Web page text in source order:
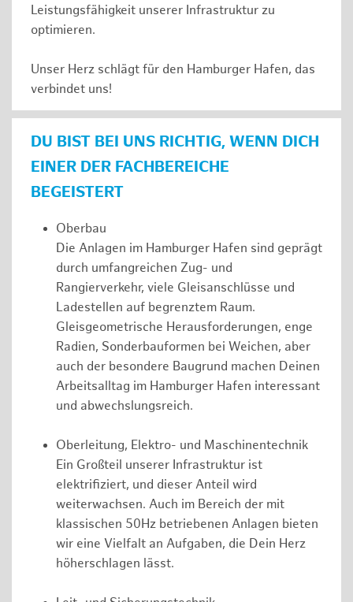
Leistungsfähigkeit unserer Infrastruktur zu
optimieren.
Unser Herz schlägt für den Hamburger Hafen, das
verbindet uns!
DU BIST BEI UNS RICHTIG, WENN DICH
EINER DER FACHBEREICHE
BEGEISTERT
Oberbau
Die Anlagen im Hamburger Hafen sind geprägt
durch umfangreichen Zug- und
Rangierverkehr, viele Gleisanschlüsse und
Ladestellen auf begrenztem Raum.
Gleisgeometrische Herausforderungen, enge
Radien, Sonderbauformen bei Weichen, aber
auch der besondere Baugrund machen Deinen
Arbeitsalltag im Hamburger Hafen interessant
und abwechslungsreich.
Oberleitung, Elektro- und Maschinentechnik
Ein Großteil unserer Infrastruktur ist
elektrifiziert, und dieser Anteil wird
weiterwachsen. Auch im Bereich der mit
klassischen 50Hz betriebenen Anlagen bieten
wir eine Vielfalt an Aufgaben, die Dein Herz
höherschlagen lässt.